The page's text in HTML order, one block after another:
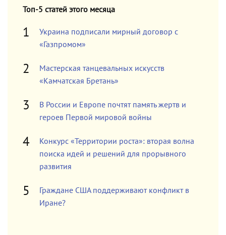
Топ-5 статей этого месяца
Украина подписали мирный договор с
«Газпромом»
Мастерская танцевальных искусств
«Камчатская Бретань»
В России и Европе почтят память жертв и
героев Первой мировой войны
Конкурс «Территории роста»: вторая волна
поиска идей и решений для прорывного
развития
Граждане США поддерживают конфликт в
Иране?